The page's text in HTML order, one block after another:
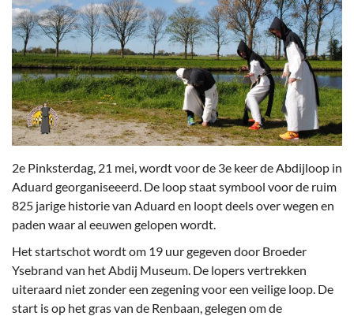
2e Pinksterdag, 21 mei, wordt voor de 3e keer de Abdijloop in
Aduard georganiseeerd. De loop staat symbool voor de ruim
825 jarige historie van Aduard en loopt deels over wegen en
paden waar al eeuwen gelopen wordt.
Het startschot wordt om 19 uur gegeven door Broeder
Ysebrand van het Abdij Museum. De lopers vertrekken
uiteraard niet zonder een zegening voor een veilige loop. De
start is op het gras van de Renbaan, gelegen om de